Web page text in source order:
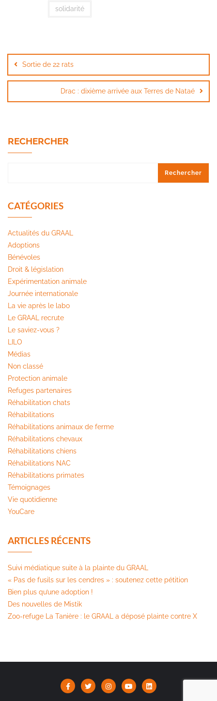
solidarité
de
l’article
Sortie de 22 rats
Drac : dixième arrivée aux Terres de Nataé
RECHERCHER
Rechercher
CATÉGORIES
Actualités du GRAAL
Adoptions
Bénévoles
Droit & législation
Expérimentation animale
Journée internationale
La vie après le labo
Le GRAAL recrute
Le saviez-vous ?
LILO
Médias
Non classé
Protection animale
Refuges partenaires
Réhabilitation chats
Réhabilitations
Réhabilitations animaux de ferme
Réhabilitations chevaux
Réhabilitations chiens
Réhabilitations NAC
Réhabilitations primates
Témoignages
Vie quotidienne
YouCare
ARTICLES RÉCENTS
Suivi médiatique suite à la plainte du GRAAL
« Pas de fusils sur les cendres » : soutenez cette pétition​
Bien plus qu’une adoption !
Des nouvelles de Mistik
Zoo-refuge La Tanière : le GRAAL a déposé plainte contre X